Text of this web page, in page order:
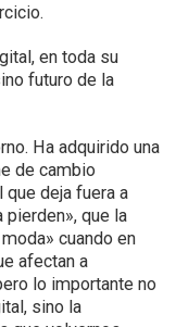
en toda su
futuro de la
Ha adquirido una
de cambio
deja fuera a
pierden», que la
cuando en
afectan a
lo importante no
sino la